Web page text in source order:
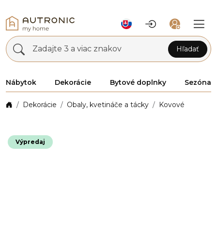
Zadajte 3 a viac znakov Hľadať
Nábytok Dekorácie Bytové doplnky Sezóna
Dekorácie Obaly, kvetináče a tácky Kovové
Výpredaj